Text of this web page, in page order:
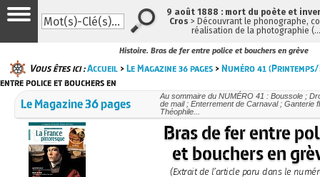
Histoire. Bras de fer entre police et bouchers en grève
Vous êtes ici :Accueil >Le Magazine 36 pages >Numéro 41 (Printemps/
entre police et bouchers en
Le Magazine 36 pages
Au sommaire du NUMÉRO 41 : Boussole ;
de mail ; Enterrement de Carnaval ; Ganterie
Théophile...
Bras de fer entre
et bouchers en
(Extrait de l’article paru dans le
9 août 1888 : mort du poète et
Cros > Découvrant le phonographe,
réalisation de la photographie